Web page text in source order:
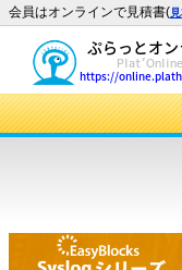
会員はオンラインで見積書(